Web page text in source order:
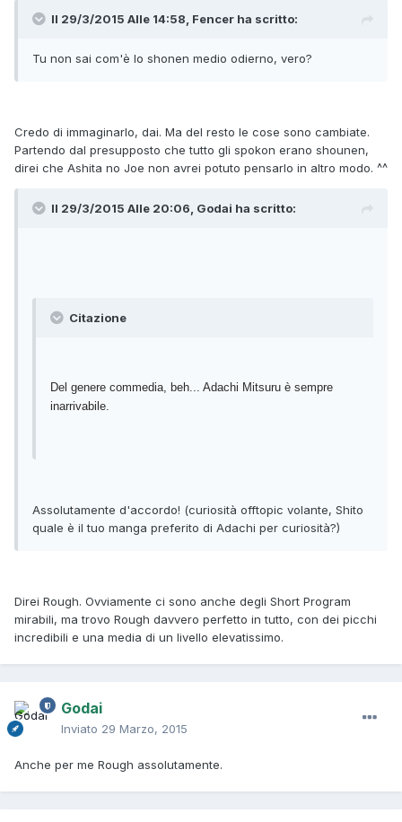
Il 29/3/2015 Alle 14:58, Fencer ha scritto:
Tu non sai com'è lo shonen medio odierno, vero?
Credo di immaginarlo, dai. Ma del resto le cose sono cambiate.
Partendo dal presupposto che tutto gli spokon erano shounen,
direi che Ashita no Joe non avrei potuto pensarlo in altro modo. ^^
Il 29/3/2015 Alle 20:06, Godai ha scritto:
Citazione
Del genere commedia, beh... Adachi Mitsuru è sempre
inarrivabile.
Assolutamente d'accordo! (curiosità offtopic volante, Shito
quale è il tuo manga preferito di Adachi per curiosità?)
Direi Rough. Ovviamente ci sono anche degli Short Program
mirabili, ma trovo Rough davvero perfetto in tutto, con dei picchi
incredibili e una media di un livello elevatissimo.
Godai
Inviato 29 Marzo, 2015
Anche per me Rough assolutamente.